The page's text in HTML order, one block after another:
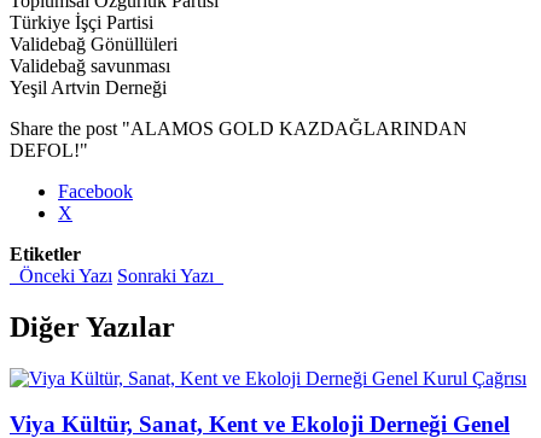
Türkiye İşçi Partisi
Validebağ Gönüllüleri
Validebağ savunması
Yeşil Artvin Derneği
Share the post "ALAMOS GOLD KAZDAĞLARINDAN
DEFOL!"
Facebook
X
Etiketler
Önceki Yazı Sonraki Yazı
Diğer Yazılar
Viya Kültür, Sanat, Kent ve Ekoloji Derneği Genel